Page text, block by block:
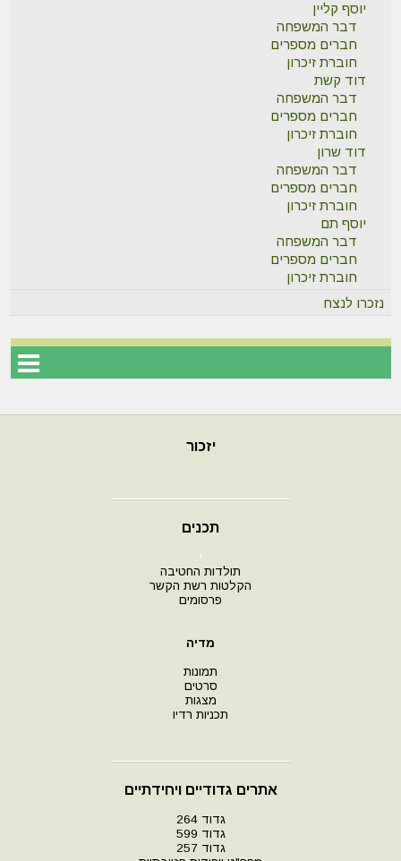
יוסף קליין
דבר המשפחה
חברים מספרים
חוברת זיכרון
דוד קשת
דבר המשפחה
חברים מספרים
חוברת זיכרון
דוד שרון
דבר המשפחה
חברים מספרים
חוברת זיכרון
יוסף תם
דבר המשפחה
חברים מספרים
חוברת זיכרון
נזכרו לנצח
יזכור
תכנים
י
תולדות החטיבה
הקלטות רשת הקשר
פרסומים
מדיה
תמונות
סרטים
מצגות
תכניות רדיו
אתרים גדודיים ויחידתיים
גדוד 264
גדוד 599
גדוד 257